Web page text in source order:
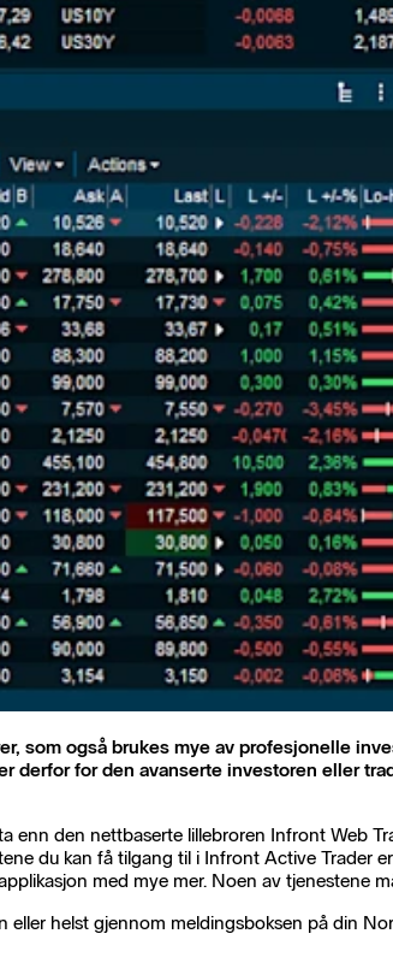
som også brukes mye av profesjonelle
derfor for den avanserte investoren eller
den nettbaserte lillebroren Infront Web
du kan få tilgang til i Infront Active Trader
med mye mer. Noen av tjenestene
helst gjennom meldingsboksen på din